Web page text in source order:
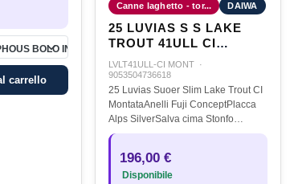
BOLO INFINITY R 5M
carrello
Canne laghetto - tor... DAIWA
25 LUVIAS S S LAKE
TROUT 41ULL CI
MONTATA
LVLT41ULL-CI MONT
·
9053504736618
25 Luvias Suoer Slim Lake Trout CI
MontataAnelli Fuji ConceptPlacca
Alps SilverSalva cima Stonfo
OmaggioLegature di colore nero
della banda della canna in modo
da…
196,00 €
Disponibile